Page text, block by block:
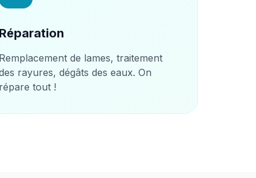
Réparation
Remplacement de lames, traitement
rayures, dégâts des eaux. On
répare tout !